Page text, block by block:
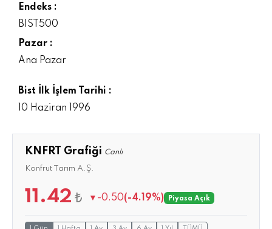
Endeks :
BIST500
Pazar :
Ana Pazar
Bist İlk İşlem Tarihi :
10 Haziran 1996
KNFRT Grafiği Canlı
Konfrut Tarım A.Ş.
11.42 ₺ ▼ -0.50(-4.19%) Piyasa Açık